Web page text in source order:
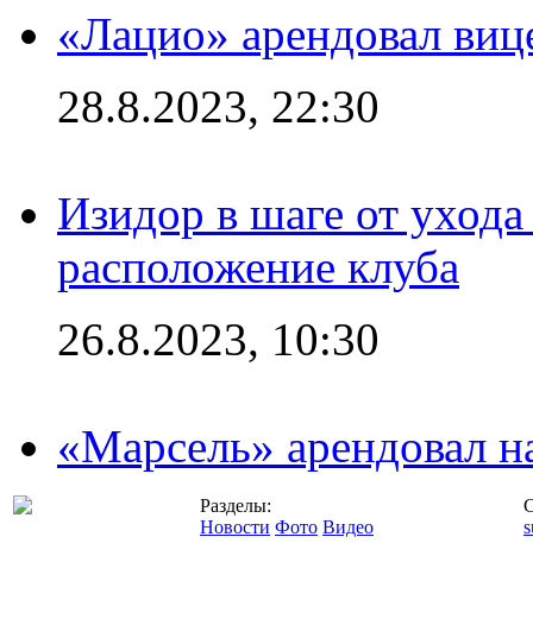
«Лацио» арендовал
28.8.2023, 22:30
Изидор в шаге от
расположение клуба
26.8.2023, 10:30
«Марсель» арендовал
Разделы:
Новости Фото Видео